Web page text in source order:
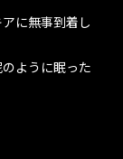
に無事到着し
ように眠った